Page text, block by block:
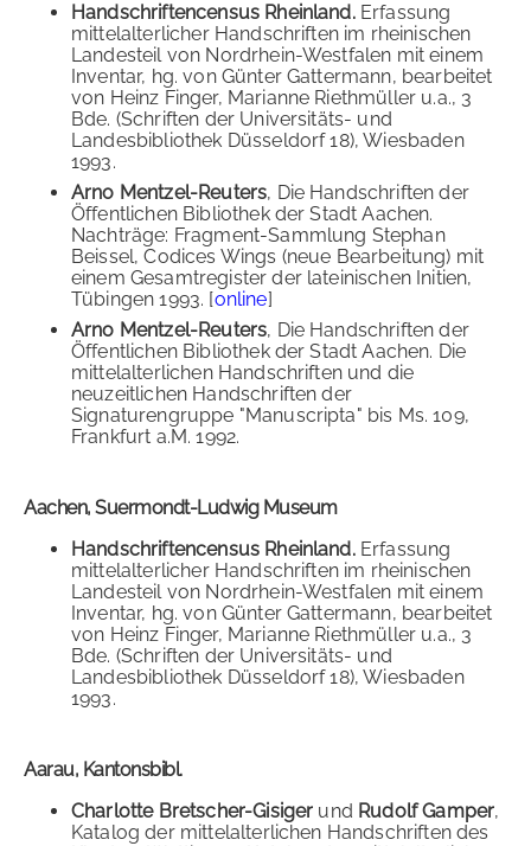
Handschriftencensus Rheinland.Erfassung
mittelalterlicher Handschriften im rheinischen
Landesteil von Nordrhein-Westfalen mit einem
Inventar, hg. von Günter Gattermann, bearbeitet
von Heinz Finger, Marianne Riethmüller u.a., 3
Bde. (Schriften der Universitäts- und
Landesbibliothek Düsseldorf 18), Wiesbaden
1993.
Arno Mentzel-Reuters, Die Handschriften der
Öffentlichen Bibliothek der Stadt Aachen.
Nachträge: Fragment-Sammlung Stephan
Beissel, Codices Wings (neue Bearbeitung) mit
einem Gesamtregister der lateinischen Initien,
Tübingen 1993. [online]
Arno Mentzel-Reuters, Die Handschriften der
Öffentlichen Bibliothek der Stadt Aachen. Die
mittelalterlichen Handschriften und die
neuzeitlichen Handschriften der
Signaturengruppe "Manuscripta" bis Ms. 109,
Frankfurt a.M. 1992.
Aachen, Suermondt-Ludwig Museum
Handschriftencensus Rheinland.Erfassung
mittelalterlicher Handschriften im rheinischen
Landesteil von Nordrhein-Westfalen mit einem
Inventar, hg. von Günter Gattermann, bearbeitet
von Heinz Finger, Marianne Riethmüller u.a., 3
Bde. (Schriften der Universitäts- und
Landesbibliothek Düsseldorf 18), Wiesbaden
1993.
Aarau, Kantonsbibl.
Charlotte Bretscher-Gisiger und Rudolf Gamper,
Katalog der mittelalterlichen Handschriften des